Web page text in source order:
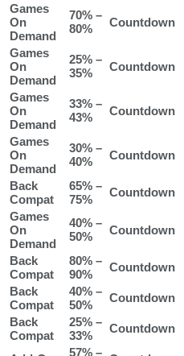
Games
On
Demand
70% –
80%
Countdown
Games
On
Demand
25% –
35%
Countdown
Games
On
Demand
33% –
43%
Countdown
Games
On
Demand
30% –
40%
Countdown
Back
Compat
65% –
75%
Countdown
Games
On
Demand
40% –
50%
Countdown
Back
Compat
80% –
90%
Countdown
Back
Compat
40% –
50%
Countdown
Back
Compat
25% –
33%
Countdown
57% –